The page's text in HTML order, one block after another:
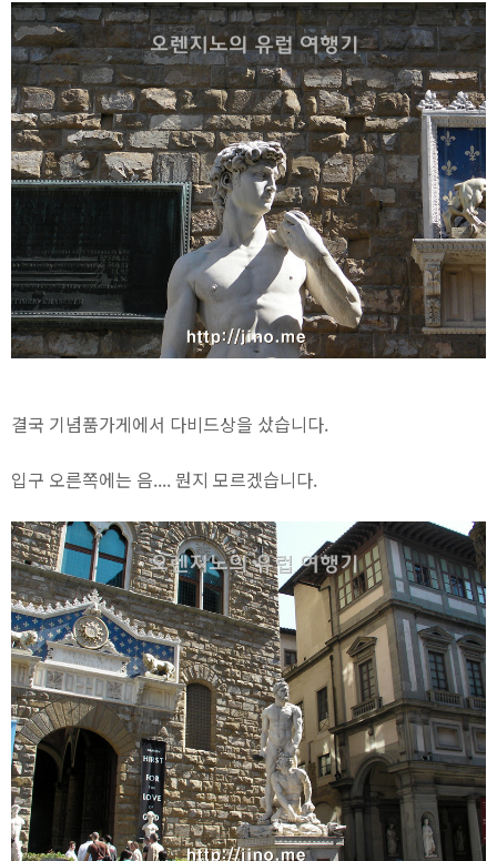
결국 기념품가게에서 다비드상을 샀습니다.
입구 오른쪽에는 음.... 뭔지 모르겠습니다.